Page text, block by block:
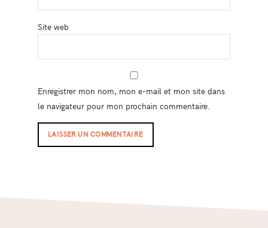
Site web
Enregistrer mon nom, mon e-mail et mon site dans
le navigateur pour mon prochain commentaire.